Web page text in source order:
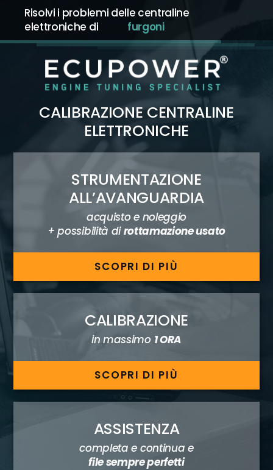
Risolvi i problemi delle centraline
elettroniche di
auto
CALIBRAZIONE CENTRALINE
ELETTRONICHE
STRUMENTAZIONE
ALL’AVANGUARDIA
acquisto e noleggio
+ possibilità dirottamazione usato
SCOPRI DI PIÙ
CALIBRAZIONE
in massimo 1 ORA
SCOPRI DI PIÙ
ASSISTENZA
completa e continua e
file sempre perfetti